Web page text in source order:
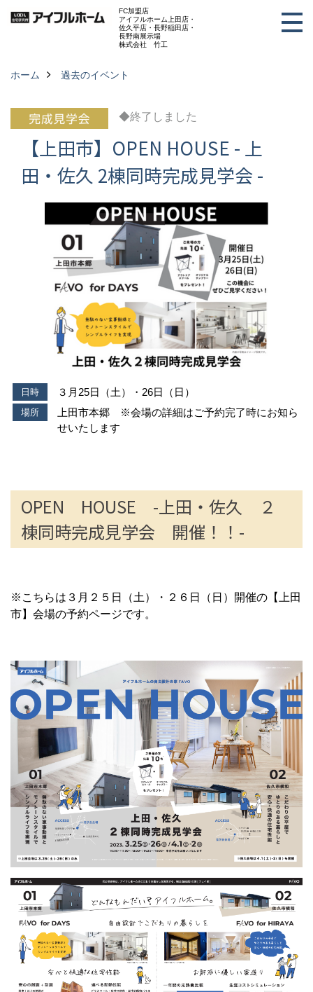
FC加盟店
アイフルホーム上田店・
佐久平店・長野稲田店・
長野南展示場
株式会社 竹工
ホーム 過去のイベント
◆終了しました
【上田市】OPEN HOUSE - 上
田・佐久 2棟同時完成見学会 -
日時 ３月25日（土）・26日（日）
場所
上田市本郷 ※会場の詳細はご予約完了時にお知ら
せいたします
OPEN HOUSE -上田・佐久 ２
棟同時完成見学会 開催！！-
※こちらは３月２５日（土）・２６日（日）開催の【上田
市】会場の予約ページです。